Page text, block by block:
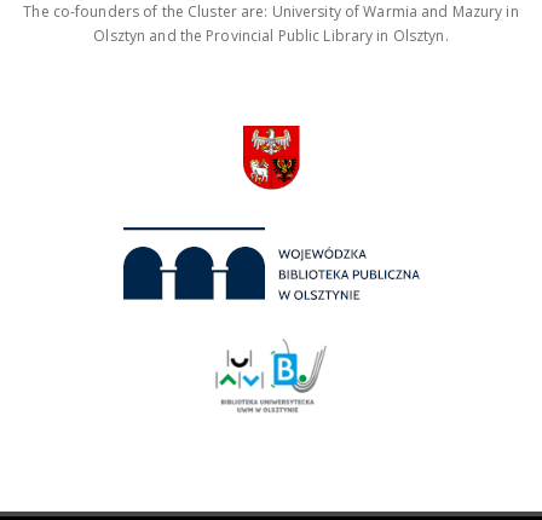
The co-founders of the Cluster are: University of Warmia and Mazury in
Olsztyn and the Provincial Public Library in Olsztyn.